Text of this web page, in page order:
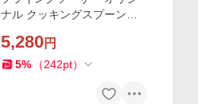
ナル クッキングスプーン＋
ランドスプーン【レビュー投
稿で商品価格(税抜)10%分の
5,280円
5% （242pt）